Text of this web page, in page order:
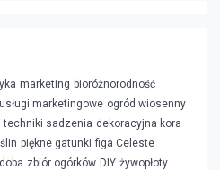
marketing bioróżnorodność
usługi marketingowe ogród wiosenny
techniki sadzenia dekoracyjna kora
piękne gatunki figa Celeste
zbiór ogórków DIY żywopłoty